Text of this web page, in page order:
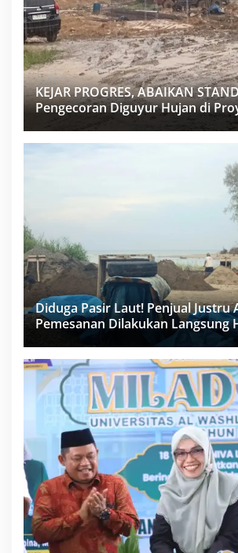
KEJAR PROGRES, ABAIKAN
Pengecoran Diguyur Hujan di
Miliar Sukma Nias, Konsultan,
PPK Bungkam
Diduga Pasir Laut! Penjual Justru
Pemesanan Dilakukan Langsung